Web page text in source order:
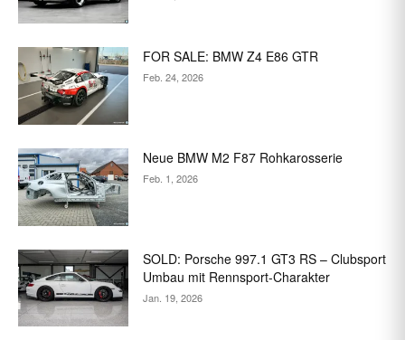
FOR SALE: BMW Z4 E86 GTR
Feb. 24, 2026
Neue BMW M2 F87 Rohkarosserie
Feb. 1, 2026
SOLD: Porsche 997.1 GT3 RS – Clubsport
Umbau mit Rennsport-Charakter
Jan. 19, 2026